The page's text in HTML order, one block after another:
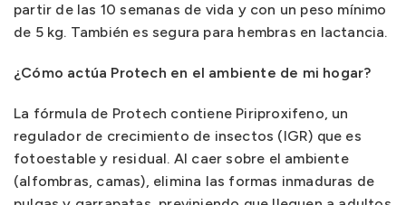
partir de las 10 semanas de vida y con un peso mínimo
de 5 kg. También es segura para hembras en lactancia.
¿Cómo actúa Protech en el ambiente de mi hogar?
La fórmula de Protech contiene Piriproxifeno, un
regulador de crecimiento de insectos (IGR) que es
fotoestable y residual. Al caer sobre el ambiente
(alfombras, camas), elimina las formas inmaduras de